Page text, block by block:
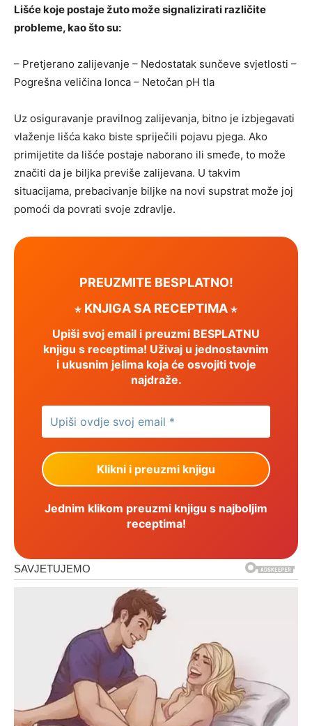
Lišće koje postaje žuto može signalizirati različite
probleme, kao što su:
– Pretjerano zalijevanje – Nedostatak sunčeve svjetlosti –
Pogrešna veličina lonca – Netočan pH tla
Uz osiguravanje pravilnog zalijevanja, bitno je izbjegavati
vlaženje lišća kako biste spriječili pojavu pjega. Ako
primijetite da lišće postaje naborano ili smeđe, to može
značiti da je biljka previše zalijevana. U takvim
situacijama, prebacivanje biljke na novi supstrat može joj
pomoći da povrati svoje zdravlje.
PREUZMITE BESPLATNO!
⋆ KNJIGA SA RECEPTIMA ⋆
Upiši svoj email i preuzmi BESPLATNU
knjigu s receptima! Uživaj u jednostavnim
i ukusnim jelima koja će osvojiti tvoje
najdraže.
Jednim klikom preuzmi knjigu s najboljim
receptima!